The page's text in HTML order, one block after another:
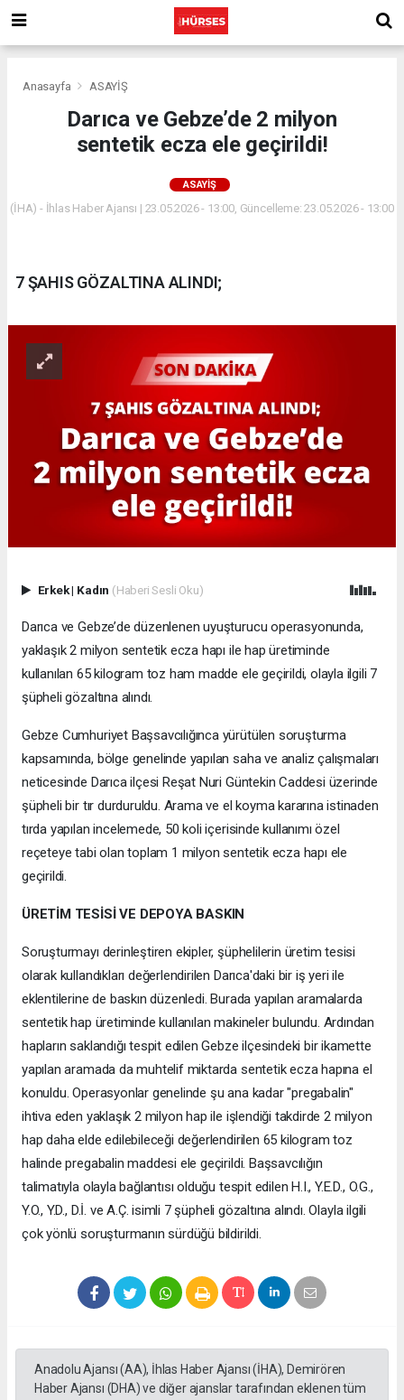
Anasayfa ASAYİŞ
Darıca ve Gebze’de 2 milyon
sentetik ecza ele geçirildi!
ASAYİŞ
(İHA) - İhlas Haber Ajansı | 23.05.2026 - 13:00, Güncelleme: 23.05.2026 - 13:00
7 ŞAHIS GÖZALTINA ALINDI;
Erkek| Kadın (Haberi Sesli Oku)
Darıca ve Gebze’de düzenlenen uyuşturucu operasyonunda,
yaklaşık 2 milyon sentetik ecza hapı ile hap üretiminde
kullanılan 65 kilogram toz ham madde ele geçirildi, olayla ilgili 7
şüpheli gözaltına alındı.
Gebze Cumhuriyet Başsavcılığınca yürütülen soruşturma
kapsamında, bölge genelinde yapılan saha ve analiz çalışmaları
neticesinde Darıca ilçesi Reşat Nuri Güntekin Caddesi üzerinde
şüpheli bir tır durduruldu. Arama ve el koyma kararına istinaden
tırda yapılan incelemede, 50 koli içerisinde kullanımı özel
reçeteye tabi olan toplam 1 milyon sentetik ecza hapı ele
geçirildi.
ÜRETİM TESİSİ VE DEPOYA BASKIN
Soruşturmayı derinleştiren ekipler, şüphelilerin üretim tesisi
olarak kullandıkları değerlendirilen Darıca'daki bir iş yeri ile
eklentilerine de baskın düzenledi. Burada yapılan aramalarda
sentetik hap üretiminde kullanılan makineler bulundu. Ardından
hapların saklandığı tespit edilen Gebze ilçesindeki bir ikamette
yapılan aramada da muhtelif miktarda sentetik ecza hapına el
konuldu. Operasyonlar genelinde şu ana kadar "pregabalin"
ihtiva eden yaklaşık 2 milyon hap ile işlendiği takdirde 2 milyon
hap daha elde edilebileceği değerlendirilen 65 kilogram toz
halinde pregabalin maddesi ele geçirildi. Başsavcılığın
talimatıyla olayla bağlantısı olduğu tespit edilen H.I., Y.E.D., O.G.,
Y.O., Y.D., D.İ. ve A.Ç. isimli 7 şüpheli gözaltına alındı. Olayla ilgili
çok yönlü soruşturmanın sürdüğü bildirildi.
Anadolu Ajansı (AA), İhlas Haber Ajansı (İHA), Demirören
Haber Ajansı (DHA) ve diğer ajanslar tarafından eklenen tüm